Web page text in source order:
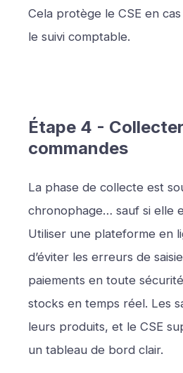
Cela protège le CSE en
le suivi comptable.
Étape 4 -
commandes
La phase de collecte est
chronophage… sauf si elle
Utiliser une plateforme en
d’éviter les erreurs de
paiements en toute
stocks en temps réel. Les
leurs produits, et le CSE
un tableau de bord clair.